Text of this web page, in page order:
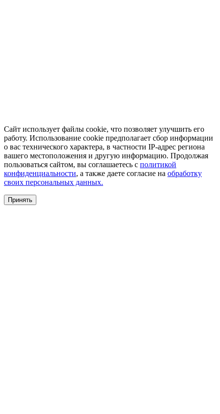
Сайт использует файлы cookie, что позволяет улучшить его
работу. Использование cookie предполагает сбор информации
о вас технического характера, в частности IP-адрес региона
вашего местоположения и другую информацию. Продолжая
пользоваться сайтом, вы соглашаетесь с политикой
конфиденциальности, а также даете согласие на обработку
своих персональных данных.
Принять